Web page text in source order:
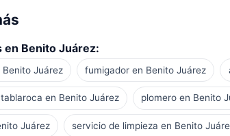
en Benito Juárez:
Juárez fumigador en Benito Juárez
en Benito Juárez plomero en Benito
Juárez servicio de limpieza en Benito